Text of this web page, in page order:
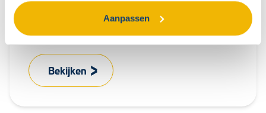
Aanpassen
Werk na een OR-training beter samen met het
MT De bestuurder is wat van plan en legt het
Bekijken